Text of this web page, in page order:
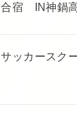
合宿 IN神鍋
サッカースク